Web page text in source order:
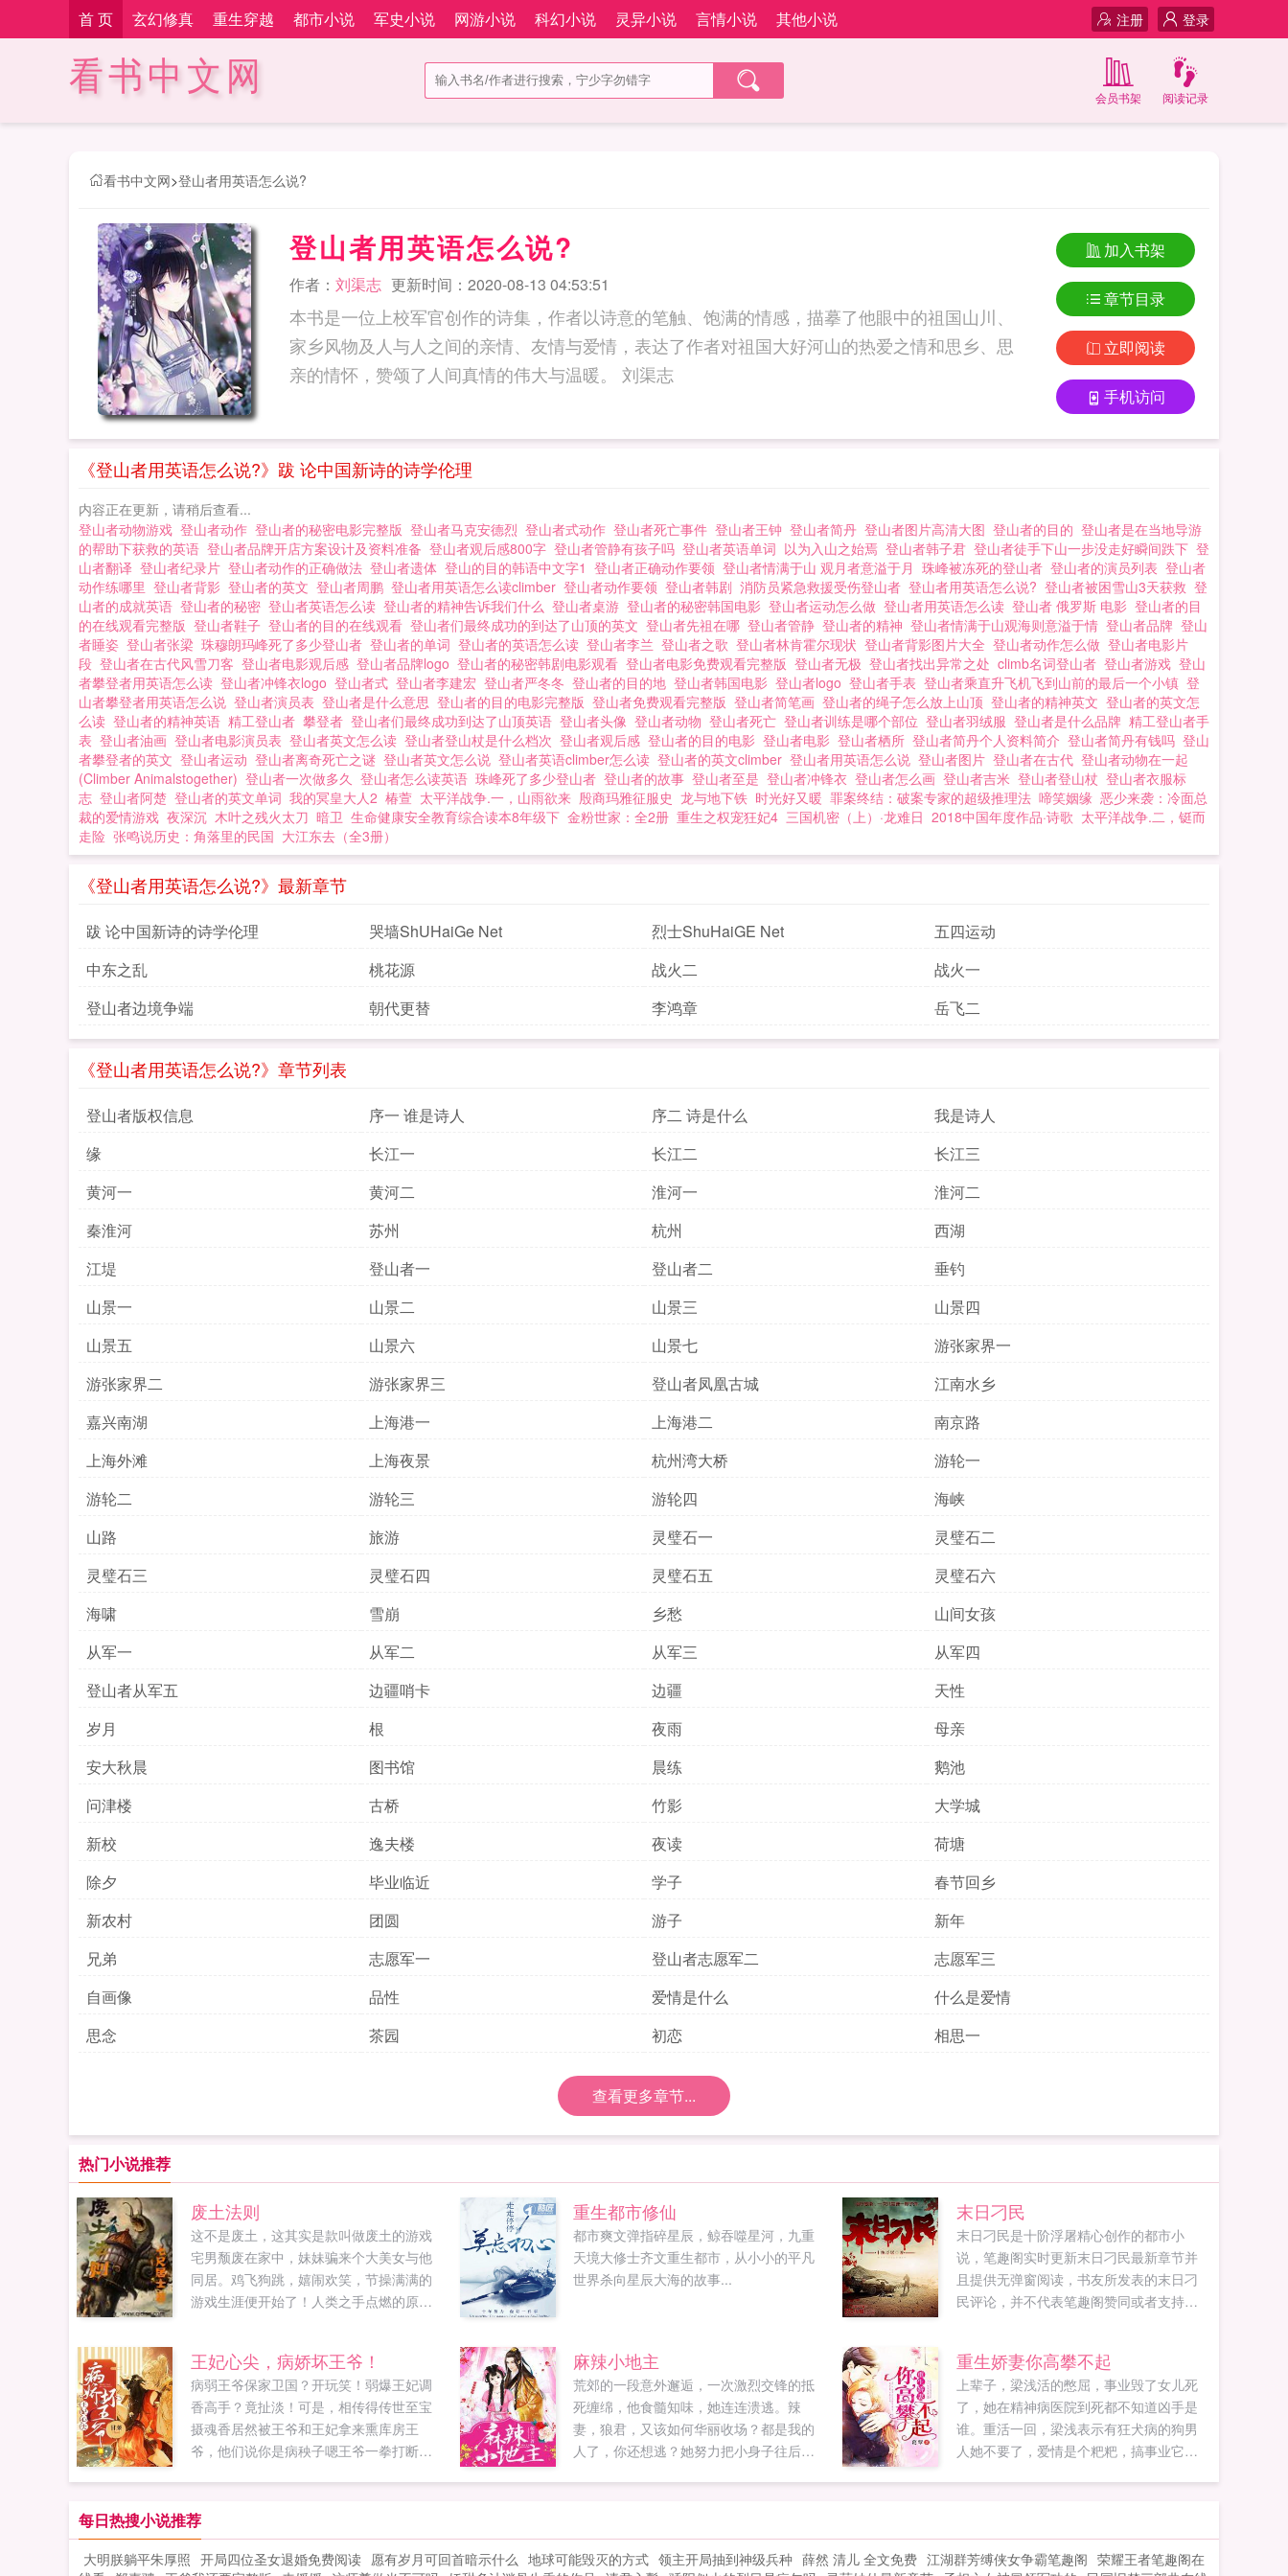
首 页 玄幻修真 重生穿越 都市小说 军史小说 网游小说 科幻小说 灵异小说 言情小说 其他小说 登录
注册
看书中文网 阅读记录
会员书架
看书中文网>登山者用英语怎么说?
登山者用英语怎么说?
作者： 刘渠志 更新时间：2020-08-13 04:53:51
本书是一位上校军官创作的诗集，作者以诗意的笔触、饱满的情感，描摹了他眼中的祖国山川、
家乡风物及人与人之间的亲情、友情与爱情，表达了作者对祖国大好河山的热爱之情和思乡、思
亲的情怀，赞颂了人间真情的伟大与温暖。 刘渠志
加入书架
章节目录
立即阅读
手机访问
《登山者用英语怎么说?》跋 论中国新诗的诗学伦理
内容正在更新，请稍后查看...
登山者动物游戏 登山者动作 登山者的秘密电影完整版 登山者马克安德烈 登山者式动作 登山者死亡事件 登山者王钟 登山者简丹 登山者图片高清大图 登山者的目的 登山者是在当地导游
的帮助下获救的英语 登山者品牌开店方案设计及资料准备 登山者观后感800字 登山者管静有孩子吗 登山者英语单词 以为入山之始焉 登山者韩子君 登山者徒手下山一步没走好瞬间跌下 登
山者翻译 登山者纪录片 登山者动作的正确做法 登山者遗体 登山的目的韩语中文字1 登山者正确动作要领 登山者情满于山 观月者意溢于月 珠峰被冻死的登山者 登山者的演员列表 登山者
动作练哪里 登山者背影 登山者的英文 登山者周鹏 登山者用英语怎么读climber 登山者动作要领 登山者韩剧 消防员紧急救援受伤登山者 登山者用英语怎么说? 登山者被困雪山3天获救 登
山者的成就英语 登山者的秘密 登山者英语怎么读 登山者的精神告诉我们什么 登山者桌游 登山者的秘密韩国电影 登山者运动怎么做 登山者用英语怎么读 登山者 俄罗斯 电影 登山者的目
的在线观看完整版 登山者鞋子 登山者的目的在线观看 登山者们最终成功的到达了山顶的英文 登山者先祖在哪 登山者管静 登山者的精神 登山者情满于山观海则意溢于情 登山者品牌 登山
者睡姿 登山者张梁 珠穆朗玛峰死了多少登山者 登山者的单词 登山者的英语怎么读 登山者李兰 登山者之歌 登山者林肯霍尔现状 登山者背影图片大全 登山者动作怎么做 登山者电影片
段 登山者在古代风雪刀客 登山者电影观后感 登山者品牌logo 登山者的秘密韩剧电影观看 登山者电影免费观看完整版 登山者无极 登山者找出异常之处 climb名词登山者 登山者游戏 登山
者攀登者用英语怎么读 登山者冲锋衣logo 登山者式 登山者李建宏 登山者严冬冬 登山者的目的地 登山者韩国电影 登山者logo 登山者手表 登山者乘直升飞机飞到山前的最后一个小镇 登
山者攀登者用英语怎么说 登山者演员表 登山者是什么意思 登山者的目的电影完整版 登山者免费观看完整版 登山者简笔画 登山者的绳子怎么放上山顶 登山者的精神英文 登山者的英文怎
么读 登山者的精神英语 精工登山者 攀登者 登山者们最终成功到达了山顶英语 登山者头像 登山者动物 登山者死亡 登山者训练是哪个部位 登山者羽绒服 登山者是什么品牌 精工登山者手
表 登山者油画 登山者电影演员表 登山者英文怎么读 登山者登山杖是什么档次 登山者观后感 登山者的目的电影 登山者电影 登山者栖所 登山者简丹个人资料简介 登山者简丹有钱吗 登山
者攀登者的英文 登山者运动 登山者离奇死亡之谜 登山者英文怎么说 登山者英语climber怎么读 登山者的英文climber 登山者用英语怎么说 登山者图片 登山者在古代 登山者动物在一起
(Climber Animalstogether) 登山者一次做多久 登山者怎么读英语 珠峰死了多少登山者 登山者的故事 登山者至是 登山者冲锋衣 登山者怎么画 登山者吉米 登山者登山杖 登山者衣服标
志 登山者阿楚 登山者的英文单词 我的冥皇大人2 椿萱 太平洋战争.一，山雨欲来 殷商玛雅征服史 龙与地下铁 时光好又暖 罪案终结：破案专家的超级推理法 啼笑姻缘 恶少来袭：冷面总
裁的爱情游戏 夜深沉 木叶之残火太刀 暗卫 生命健康安全教育综合读本8年级下 金粉世家：全2册 重生之权宠狂妃4 三国机密（上）·龙难日 2018中国年度作品·诗歌 太平洋战争.二，铤而
走险 张鸣说历史：角落里的民国 大江东去（全3册）
《登山者用英语怎么说?》最新章节
跋 论中国新诗的诗学伦理 哭墙ShUHaiGe Net 烈士ShuHaiGE Net
五四运动
中东之乱
桃花源 战火二
战火一
登山者边境争端
朝代更替 李鸿章 岳飞二
《登山者用英语怎么说?》章节列表
登山者版权信息 序一 谁是诗人 序二 诗是什么
我是诗人
缘
长江一 长江二
长江三
黄河一
黄河二 淮河一
淮河二
秦淮河
苏州 杭州
西湖
江堤
登山者一 登山者二
垂钓
山景一
山景二 山景三
山景四
山景五
山景六 山景七
游张家界一
游张家界二
游张家界三 登山者凤凰古城
江南水乡
嘉兴南湖
上海港一 上海港二
南京路
上海外滩
上海夜景 杭州湾大桥
游轮一
游轮二
游轮三 游轮四
海峡
山路
旅游 灵璧石一
灵璧石二
灵璧石三
灵璧石四 灵璧石五
灵璧石六
海啸
雪崩 乡愁
山间女孩
从军一
从军二 从军三
从军四
登山者从军五
边疆哨卡 边疆
天性
岁月
根 夜雨
母亲
安大秋晨
图书馆 晨练
鹅池
问津楼
古桥 竹影
大学城
新校
逸夫楼 夜读
荷塘
除夕
毕业临近 学子
春节回乡
新农村
团圆 游子
新年
兄弟
志愿军一 登山者志愿军二
志愿军三
自画像
品性 爱情是什么
什么是爱情
思念
茶园 初恋 相思一
查看更多章节...
热门小说推荐
废土法则
这不是废土，这其实是款叫做废土的游戏
宅男颓废在家中，妹妹骗来个大美女与他
同居。鸡飞狗跳，嬉闹欢笑，节操满满的
游戏生涯便开始了！人类之手点燃的原子
入沸腾的海水之中。我们的灵魂融入了背
景辐射里，覆满大地。寂静的黑暗笼罩整
个星球，年复一年很狂拽酷叼霸吧？不是
我写的，by黑岛工作室amp辐射书友群
31141270，有兴趣的书友可以加。申请验
证写男女主角名字，否则不予通过！...
重生都市修仙
都市爽文弹指碎星辰，鲸吞噬星河，九重
天境大修士齐文重生都市，从小小的平凡
世界杀向星辰大海的故事...
末日刁民
末日刁民是十阶浮屠精心创作的都市小
说，笔趣阁实时更新末日刁民最新章节并
且提供无弹窗阅读，书友所发表的末日刁
民评论，并不代表笔趣阁赞同或者支持末
王妃心尖，病娇坏王爷！
病弱王爷保家卫国？开玩笑！弱爆王妃调
香高手？竟扯淡！可是，相传得传世至宝
摄魂香居然被王爷和王妃拿来熏库房王
爷，他们说你是病秧子嗯王爷一拳打断了
们还说还说你不行！他们是谁，本王定要
打的他爹娘媳妇小妾都不认得他！...
麻辣小地主
荒郊的一段意外邂逅，一次激烈交锋的抵
死缠绵，他食髓知味，她连连溃逃。辣
妻，狼君，又该如何华丽收场？都是我的
人了，你还想逃？她努力把小身子往后藏
重生娇妻你高攀不起
上辈子，梁浅活的憋屈，事业毁了女儿死
了，她在精神病医院到死都不知道凶手是
谁。重活一回，梁浅表示有狂犬病的狗男
人她不要了，爱情是个粑粑，搞事业它不
亲。孟泽深我被绿了？梁浅呵呵，离婚
吧！孟泽深汪汪，老婆，我觉得我比他们
每日热搜小说推荐
大明朕躺平朱厚照 开局四位圣女退婚免费阅读 愿有岁月可回首暗示什么 地球可能毁灭的方式 领主开局抽到神级兵种 薛然 清儿 全文免费 江湖群芳缚侠女争霸笔趣阁 荣耀王者笔趣阁在